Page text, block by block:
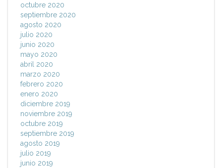
octubre 2020
septiembre 2020
agosto 2020
julio 2020
junio 2020
mayo 2020
abril 2020
marzo 2020
febrero 2020
enero 2020
diciembre 2019
noviembre 2019
octubre 2019
septiembre 2019
agosto 2019
julio 2019
junio 2019